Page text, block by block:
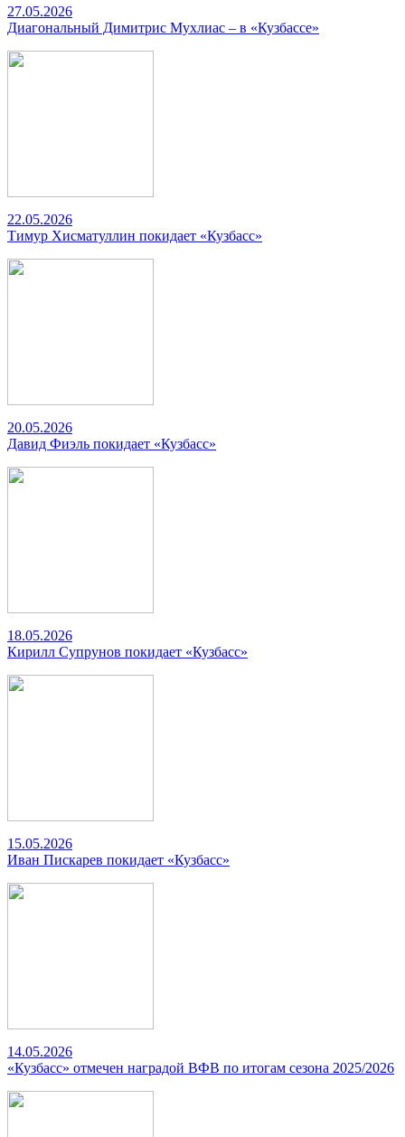
27.05.2026
Диагональный Димитрис Мухлиас – в «Кузбассе»
22.05.2026
Тимур Хисматуллин покидает «Кузбасс»
20.05.2026
Давид Фиэль покидает «Кузбасс»
18.05.2026
Кирилл Супрунов покидает «Кузбасс»
15.05.2026
Иван Пискарев покидает «Кузбасс»
14.05.2026
«Кузбасс» отмечен наградой ВФВ по итогам сезона 2025/2026